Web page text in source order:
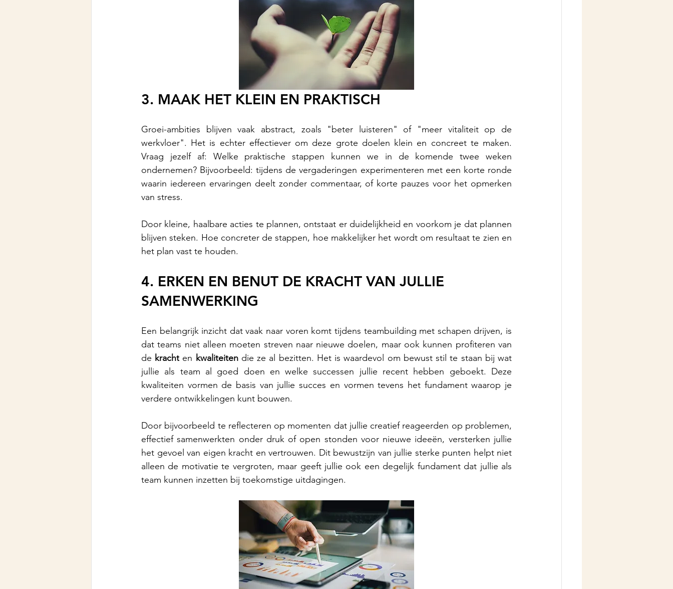
3. MAAK HET KLEIN EN PRAKTISCH
Groei-ambities blijven vaak abstract, zoals "beter luisteren" of "meer vitaliteit op de
werkvloer". Het is echter effectiever om deze grote doelen klein en concreet te maken.
Vraag jezelf af: Welke praktische stappen kunnen we in de komende twee weken
ondernemen? Bijvoorbeeld: tijdens de vergaderingen experimenteren met een korte ronde
waarin iedereen ervaringen deelt zonder commentaar, of korte pauzes voor het opmerken
van stress.
Door kleine, haalbare acties te plannen, ontstaat er duidelijkheid en voorkom je dat plannen
blijven steken. Hoe concreter de stappen, hoe makkelijker het wordt om resultaat te zien en
het plan vast te houden.
4. ERKEN EN BENUT DE KRACHT VAN JULLIE
SAMENWERKING
Een belangrijk inzicht dat vaak naar voren komt tijdens teambuilding met schapen drijven, is
dat teams niet alleen moeten streven naar nieuwe doelen, maar ook kunnen profiteren van
de kracht en kwaliteiten die ze al bezitten. Het is waardevol om bewust stil te staan bij wat
jullie als team al goed doen en welke successen jullie recent hebben geboekt. Deze
kwaliteiten vormen de basis van jullie succes en vormen tevens het fundament waarop je
verdere ontwikkelingen kunt bouwen.
Door bijvoorbeeld te reflecteren op momenten dat jullie creatief reageerden op problemen,
effectief samenwerkten onder druk of open stonden voor nieuwe ideeën, versterken jullie
het gevoel van eigen kracht en vertrouwen. Dit bewustzijn van jullie sterke punten helpt niet
alleen de motivatie te vergroten, maar geeft jullie ook een degelijk fundament dat jullie als
team kunnen inzetten bij toekomstige uitdagingen.